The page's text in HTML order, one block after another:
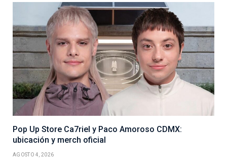
Pop Up Store Ca7riel y Paco Amoroso CDMX:
ubicación y merch oficial
AGOSTO 4, 2026